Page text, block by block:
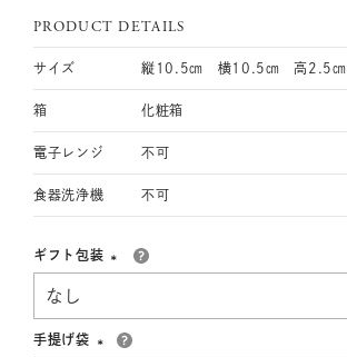
PRODUCT DETAILS
サイズ 縦10.5㎝ 横10.5㎝ 高2.5㎝
箱 化粧箱
電子レンジ 不可
食器洗浄機 不可
ギフト包装
手提げ袋